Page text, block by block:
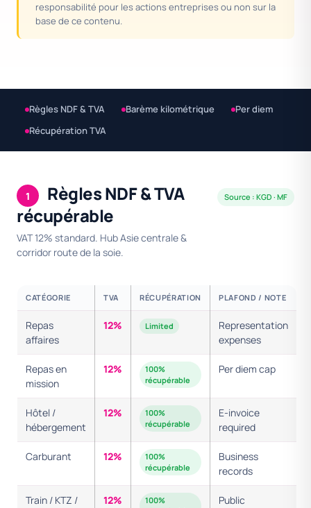
responsabilité pour les actions entreprises ou non sur la
base de ce contenu.
Règles NDF & TVA Barème kilométrique
Per diem
Récupération TVA
1
Règles NDF & TVA
récupérable
VAT 12% standard. Hub Asie centrale &
corridor route de la soie.
Source : KGD · MF
CATÉGORIE TVA RÉCUPÉRATION PLAFOND / NOTE
Repas
affaires
12% Limited
Representation
expenses
Repas en
mission
12%
100%
récupérable
Per diem cap
Hôtel /
hébergement
12%
100%
récupérable
E-invoice
required
Carburant 12%
100%
récupérable
Business
records
Train / KTZ /
12%
100%
Public